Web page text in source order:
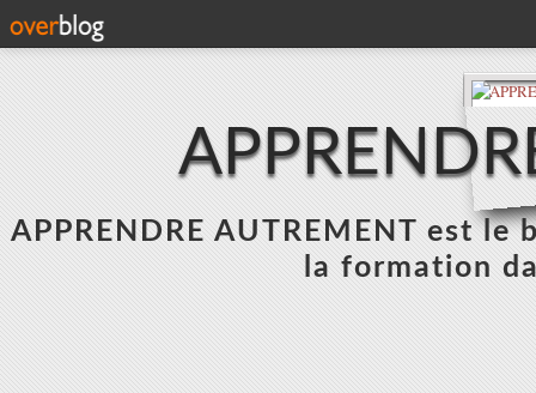
APPRENDRE AUTREMENT est
la formation